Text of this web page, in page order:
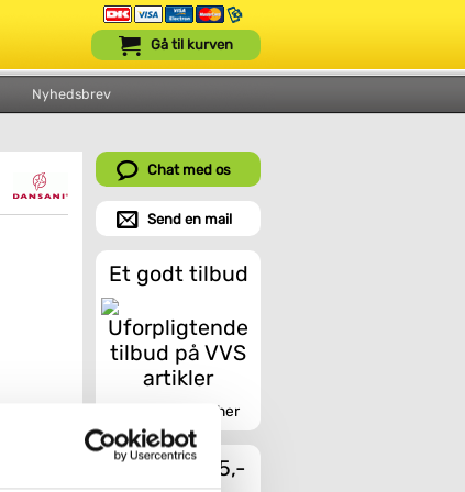
Nyhedsbrev
Gå til kurven
Chat med os
Send en mail
Et godt tilbud
Indhent tilbud her
Fragt fra 45,-